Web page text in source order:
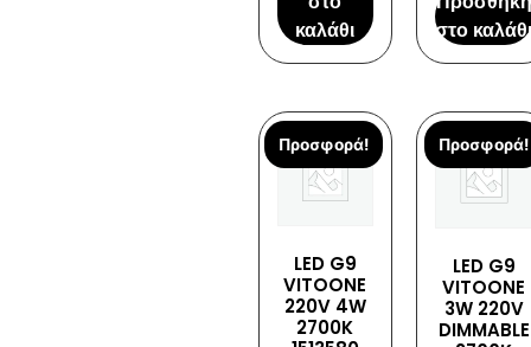
καλάθι
στο
Προσφορά!
LED G9
VITOONE
220V 4W
2700K
Προσφορά!
LED G9
VITOONE
3W 220V
DIMMABLE